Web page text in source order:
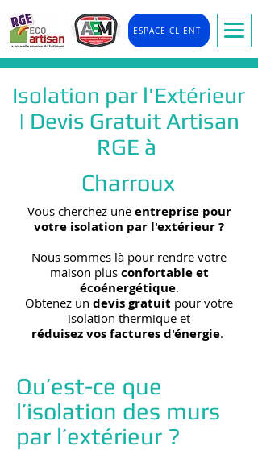
ESPACE CLIENT
Isolation par l'Extérieur
| Devis Gratuit Artisan
RGE à
Charroux
Vous cherchez une entreprise pour
votre isolation par l'extérieur?
Nous sommes là pour rendre votre
maison plus confortable et
écoénergétique.
Obtenez un devis gratuit pour votre
isolation thermique et
réduisez vos factures d'énergie.
Qu’est-ce que
l’isolation des murs
par l’extérieur ?